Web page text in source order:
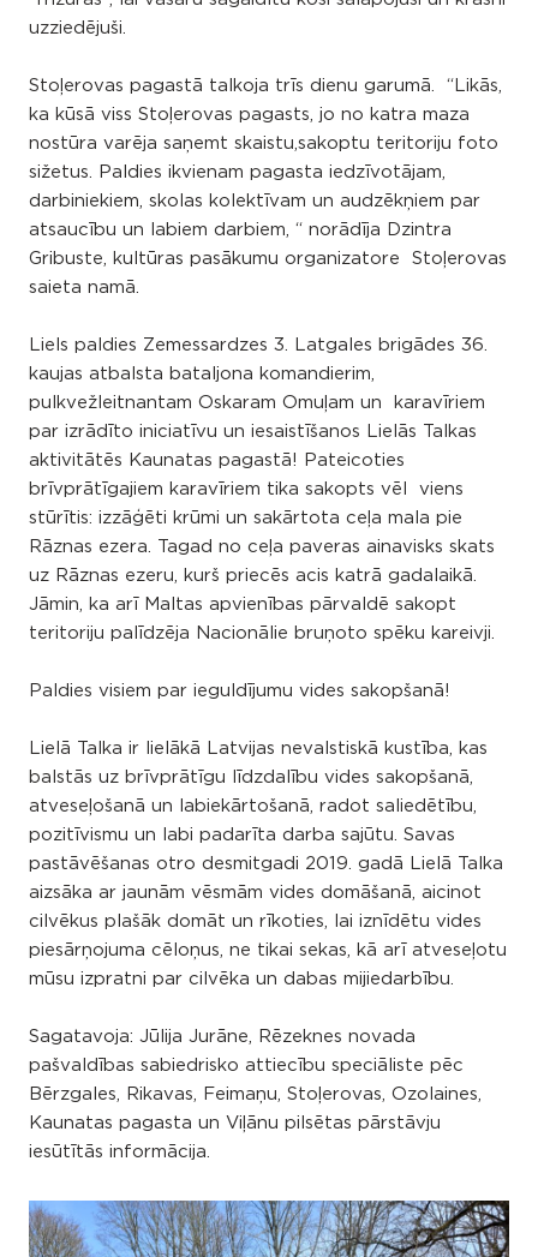
uzziedējuši.
Stoļerovas pagastā talkoja trīs dienu garumā. “Likās,
ka kūsā viss Stoļerovas pagasts, jo no katra maza
nostūra varēja saņemt skaistu,sakoptu teritoriju foto
sižetus. Paldies ikvienam pagasta iedzīvotājam,
darbiniekiem, skolas kolektīvam un audzēkņiem par
atsaucību un labiem darbiem, “ norādīja Dzintra
Gribuste, kultūras pasākumu organizatore Stoļerovas
saieta namā.
Liels paldies Zemessardzes 3. Latgales brigādes 36.
kaujas atbalsta bataljona komandierim,
pulkvežleitnantam Oskaram Omuļam un karavīriem
par izrādīto iniciatīvu un iesaistīšanos Lielās Talkas
aktivitātēs Kaunatas pagastā! Pateicoties
brīvprātīgajiem karavīriem tika sakopts vēl viens
stūrītis: izzāģēti krūmi un sakārtota ceļa mala pie
Rāznas ezera. Tagad no ceļa paveras ainavisks skats
uz Rāznas ezeru, kurš priecēs acis katrā gadalaikā.
Jāmin, ka arī Maltas apvienības pārvaldē sakopt
teritoriju palīdzēja Nacionālie bruņoto spēku kareivji.
Paldies visiem par ieguldījumu vides sakopšanā!
Lielā Talka ir lielākā Latvijas nevalstiskā kustība, kas
balstās uz brīvprātīgu līdzdalību vides sakopšanā,
atveseļošanā un labiekārtošanā, radot saliedētību,
pozitīvismu un labi padarīta darba sajūtu. Savas
pastāvēšanas otro desmitgadi 2019. gadā Lielā Talka
aizsāka ar jaunām vēsmām vides domāšanā, aicinot
cilvēkus plašāk domāt un rīkoties, lai iznīdētu vides
piesārņojuma cēloņus, ne tikai sekas, kā arī atveseļotu
mūsu izpratni par cilvēka un dabas mijiedarbību.
Sagatavoja: Jūlija Jurāne, Rēzeknes novada
pašvaldības sabiedrisko attiecību speciāliste pēc
Bērzgales, Rikavas, Feimaņu, Stoļerovas, Ozolaines,
Kaunatas pagasta un Viļānu pilsētas pārstāvju
iesūtītās informācija.